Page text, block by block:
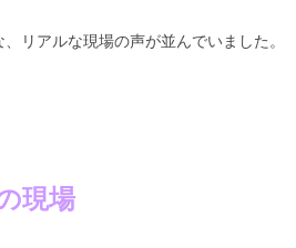
、リアルな現場の声が並んでいました。
現場